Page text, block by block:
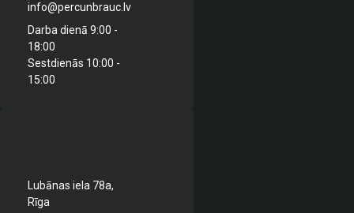
info@percunbrauc.lv
Darba dienā 9:00 -
18:00
Sestdienās 10:00 -
15:00
Lubānas iela 78a,
Rīga